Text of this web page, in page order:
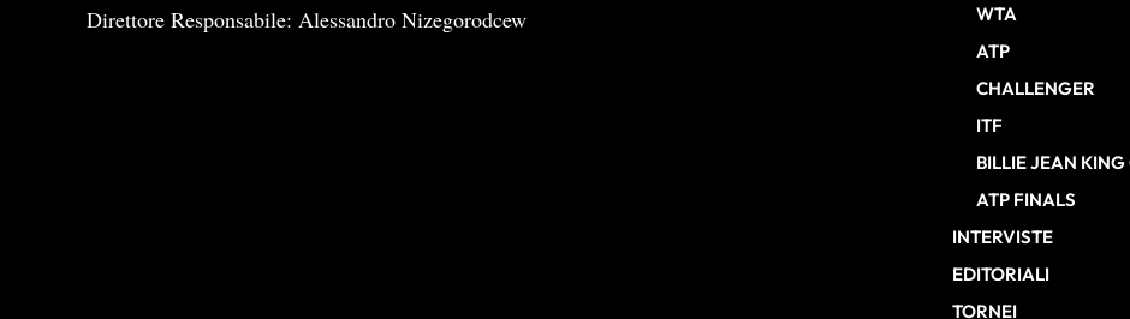
Direttore Responsabile: Alessandro Nizegorodcew
WTA
ATP
CHALLENGER
ITF
BILLIE JEAN KING
ATP FINALS
INTERVISTE
EDITORIALI
TORNEI